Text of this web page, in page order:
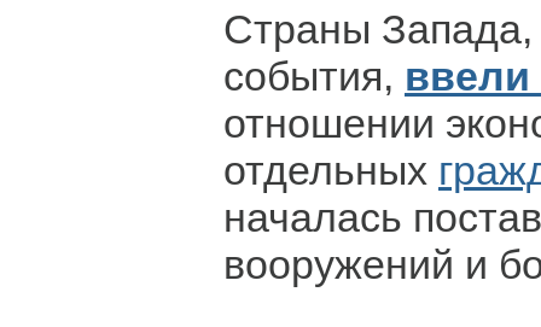
Страны Запада,
события, ввели
отношении
отдельных
началась
вооружений и